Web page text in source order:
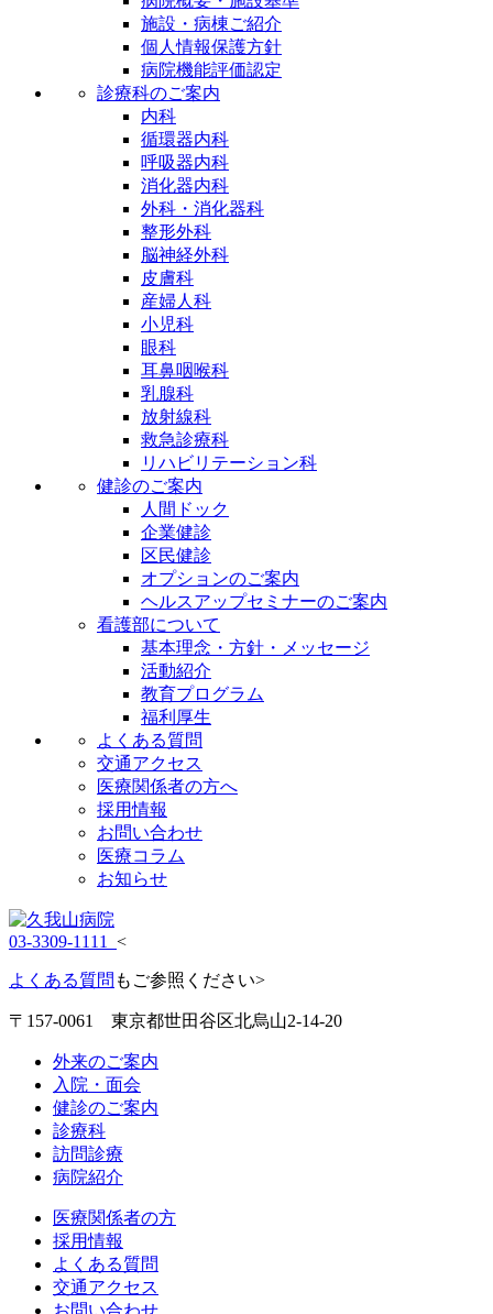
施設・病棟ご紹介
個人情報保護方針
病院機能評価認定
診療科のご案内
内科
循環器内科
呼吸器内科
消化器内科
外科・消化器科
整形外科
脳神経外科
皮膚科
産婦人科
小児科
眼科
耳鼻咽喉科
乳腺科
放射線科
救急診療科
リハビリテーション科
健診のご案内
人間ドック
企業健診
区民健診
オプションのご案内
ヘルスアップセミナーのご案内
看護部について
基本理念・方針・メッセージ
活動紹介
教育プログラム
福利厚生
よくある質問
交通アクセス
医療関係者の方へ
採用情報
お問い合わせ
医療コラム
お知らせ
03-3309-1111 <
よくある質問 もご参照ください>
〒157-0061 東京都世田谷区北烏山2-14-20
外来のご案内
入院・面会
健診のご案内
診療科
訪問診療
病院紹介
医療関係者の方
採用情報
よくある質問
交通アクセス
お問い合わせ